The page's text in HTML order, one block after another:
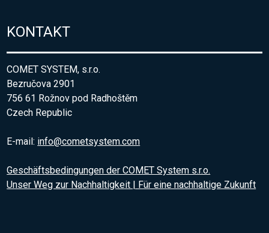
KONTAKT
COMET SYSTEM, s.r.o.
Bezručova 2901
756 61 Rožnov pod Radhoštěm
Czech Republic
E-mail: info@cometsystem.com
Geschäftsbedingungen der COMET System s.r.o.
Unser Weg zur Nachhaltigkeit | Für eine nachhaltige Zukunft